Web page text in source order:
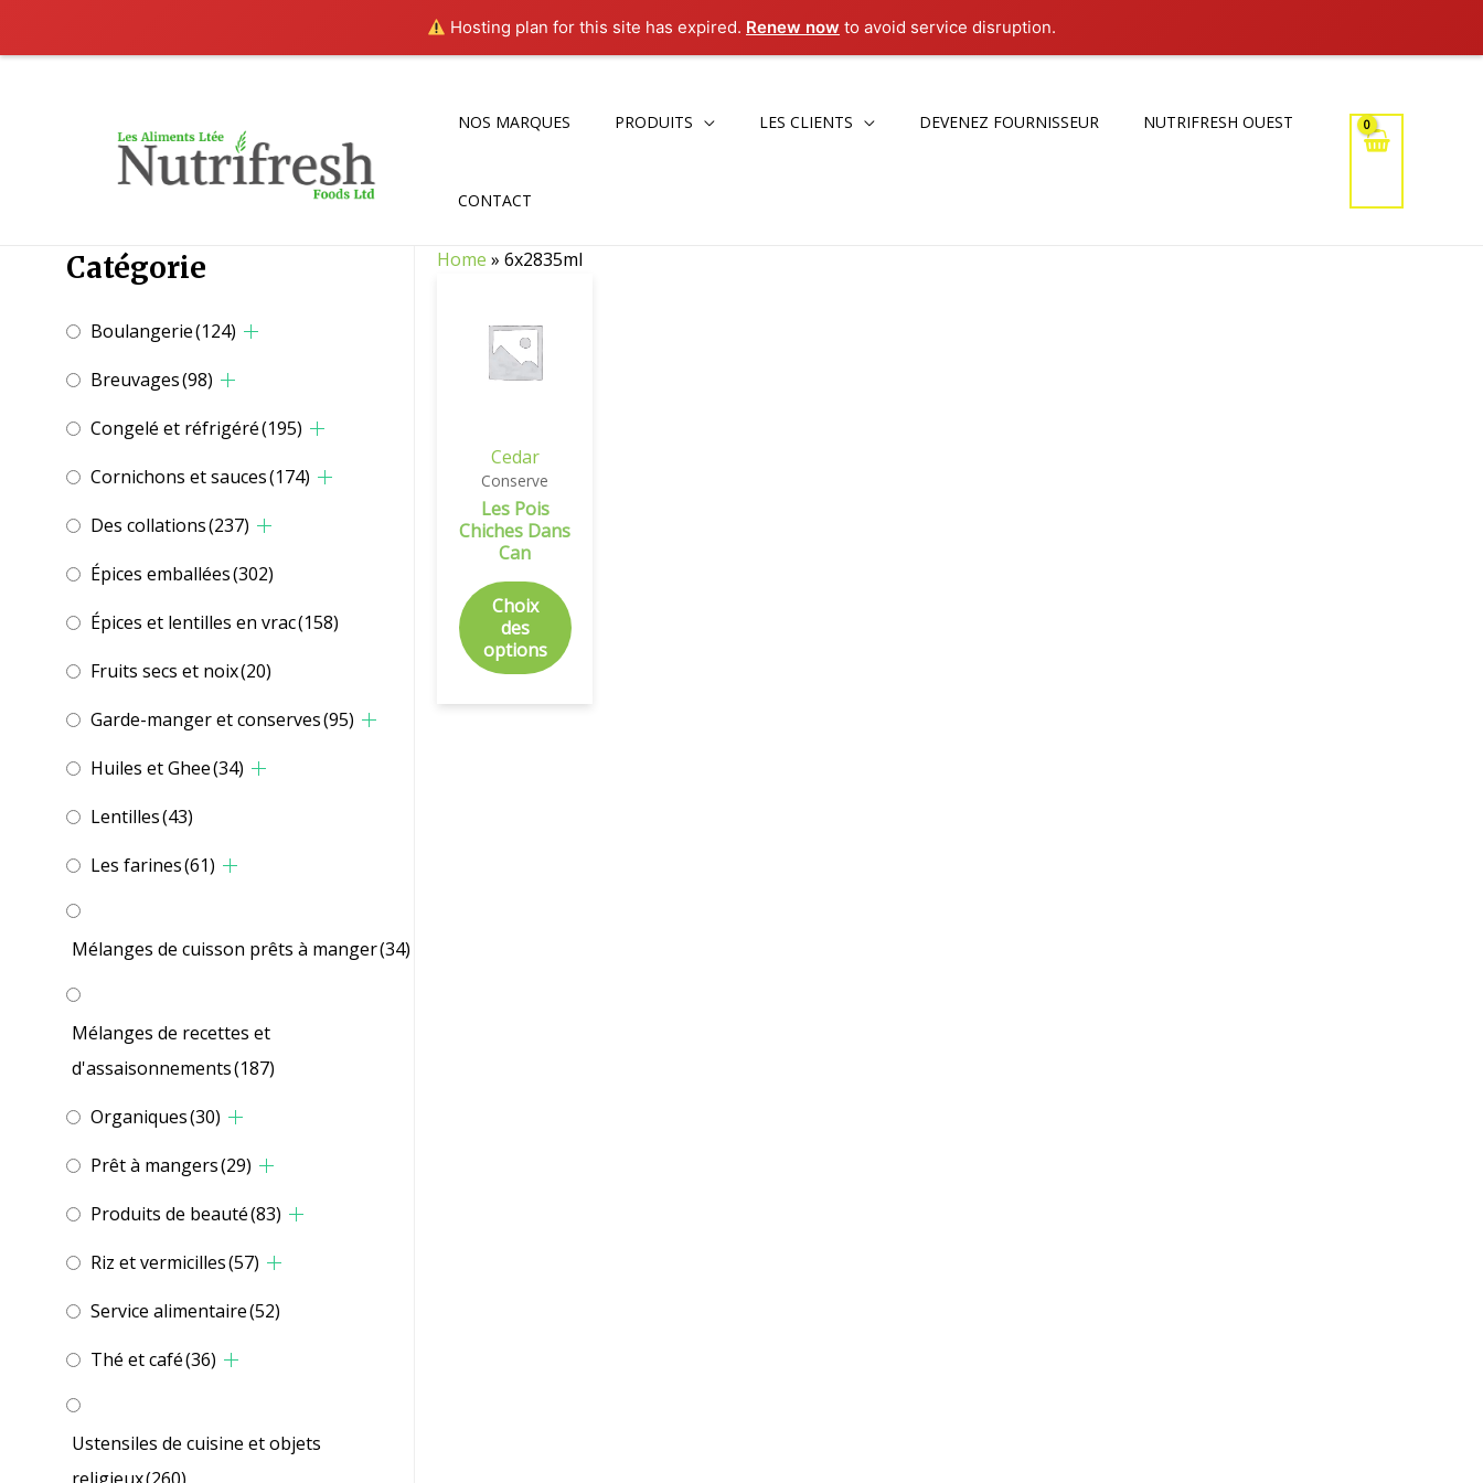
Hosting plan for this site has expired. Renew now to avoid service disruption.
NOS MARQUES PRODUITS LES CLIENTS DEVENEZ FOURNISSEUR NUTRIFRESH OUEST
CONTACT
Catégorie
Boulangerie(124)
Breuvages(98)
Congelé et réfrigéré(195)
Cornichons et sauces(174)
Des collations(237)
Épices emballées(302)
Épices et lentilles en vrac(158)
Fruits secs et noix(20)
Garde-manger et conserves(95)
Huiles et Ghee(34)
Lentilles(43)
Les farines(61)
Mélanges de cuisson prêts à manger(34)
Mélanges de recettes et
d'assaisonnements(187)
Organiques(30)
Prêt à mangers(29)
Produits de beauté(83)
Riz et vermicilles(57)
Service alimentaire(52)
Thé et café(36)
Ustensiles de cuisine et objets
Home »6x2835ml
Cedar
Conserve
Les Pois
Chiches Dans
Can
Choix
des
options